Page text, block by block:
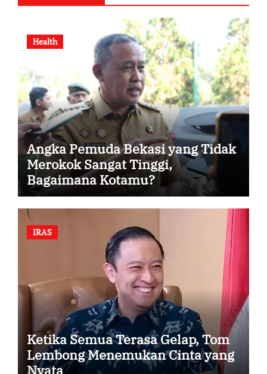
Health
Angka Pemuda Bekasi yang Tidak
Merokok Sangat Tinggi,
Bagaimana Kotamu?
IRAS
Ketika Semua Terasa Gelap, Tom
Lembong Menemukan Cinta yang
Nyata